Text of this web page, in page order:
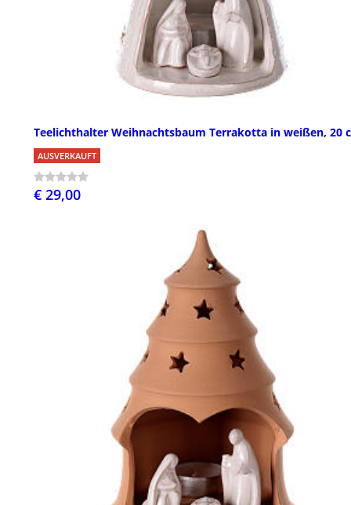
Teelichthalter Weihnachtsbaum Terrakotta in weißen, 20
AUSVERKAUFT
€ 29,00